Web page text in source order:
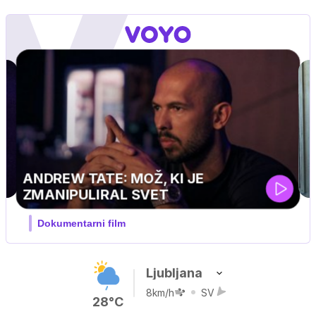
PINGVIN
pustolovski
28°C
Ljubljana
8km/h SV